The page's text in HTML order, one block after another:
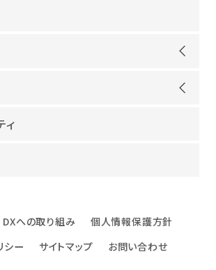
プグループが選ばれる理由
のパーパス
合研究所
ンタビュー
ィ
DXへの取り組み
個人情報保護方針
シー
サイトマップ お問い合わせ